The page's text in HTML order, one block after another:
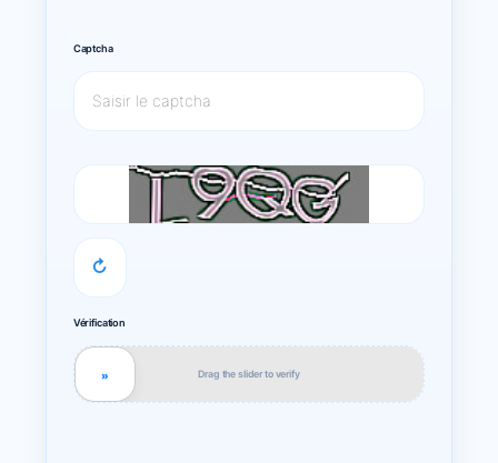
Captcha
↻
Vérification
Drag the slider to verify
»